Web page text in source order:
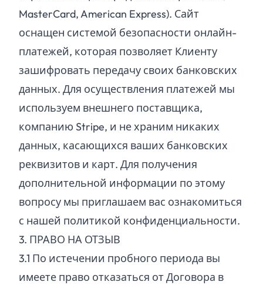
MasterCard, American Express). Сайт
оснащен системой безопасности онлайн-
платежей, которая позволяет Клиенту
зашифровать передачу своих банковских
данных. Для осуществления платежей мы
используем внешнего поставщика,
компанию Stripe, и не храним никаких
данных, касающихся ваших банковских
реквизитов и карт. Для получения
дополнительной информации по этому
вопросу мы приглашаем вас ознакомиться
с нашей политикой конфиденциальности.
3. ПРАВО НА ОТЗЫВ
3.1 По истечении пробного периода вы
имеете право отказаться от Договора в